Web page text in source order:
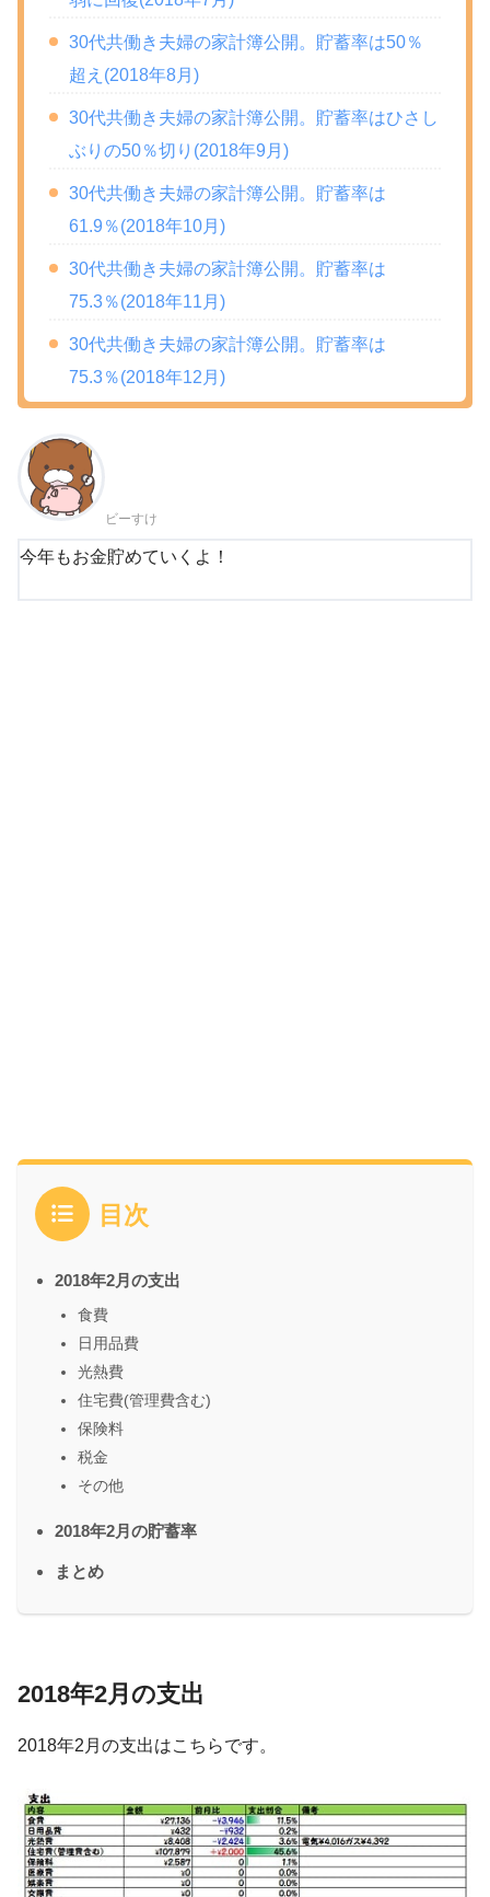
30代共働き夫婦の家計簿公開。貯蓄率は50％
超え(2018年8月)
30代共働き夫婦の家計簿公開。貯蓄率はひさし
ぶりの50％切り(2018年9月)
30代共働き夫婦の家計簿公開。貯蓄率は
61.9％(2018年10月)
30代共働き夫婦の家計簿公開。貯蓄率は
75.3％(2018年11月)
30代共働き夫婦の家計簿公開。貯蓄率は
75.3％(2018年12月)
ビーすけ
今年もお金貯めていくよ！
目次
2018年2月の支出
食費
日用品費
光熱費
住宅費(管理費含む)
保険料
税金
その他
2018年2月の貯蓄率
まとめ
2018年2月の支出
2018年2月の支出はこちらです。